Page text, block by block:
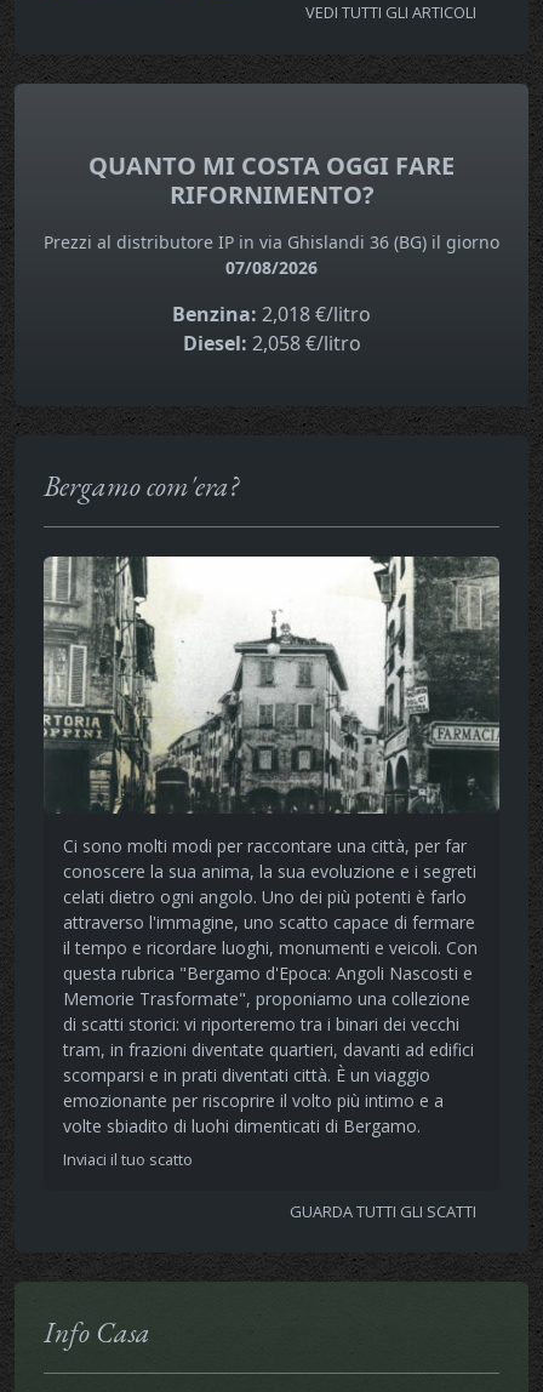
VEDI TUTTI GLI ARTICOLI
QUANTO MI COSTA OGGI FARE
RIFORNIMENTO?
Prezzi al distributore IP in via Ghislandi 36 (BG) il giorno
07/08/2026
Benzina: 2,018 €/litro
Diesel: 2,058 €/litro
Bergamo com'era?
Ci sono molti modi per raccontare una città, per far
conoscere la sua anima, la sua evoluzione e i segreti
celati dietro ogni angolo. Uno dei più potenti è farlo
attraverso l'immagine, uno scatto capace di fermare
il tempo e ricordare luoghi, monumenti e veicoli. Con
questa rubrica "Bergamo d'Epoca: Angoli Nascosti e
Memorie Trasformate", proponiamo una collezione
di scatti storici: vi riporteremo tra i binari dei vecchi
tram, in frazioni diventate quartieri, davanti ad edifici
scomparsi e in prati diventati città. È un viaggio
emozionante per riscoprire il volto più intimo e a
volte sbiadito di luohi dimenticati di Bergamo.
Inviaci il tuo scatto
GUARDA TUTTI GLI SCATTI
Info Casa